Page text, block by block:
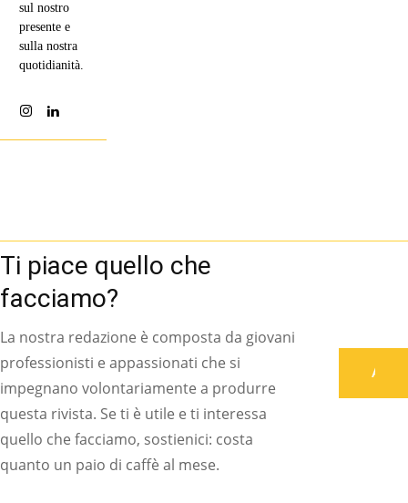
sul nostro
presente e
sulla nostra
quotidianità.
Ti piace quello che
facciamo?
La nostra redazione è composta da giovani
professionisti e appassionati che si
impegnano volontariamente a produrre
questa rivista. Se ti è utile e ti interessa
quello che facciamo, sostienici: costa
quanto un paio di caffè al mese.